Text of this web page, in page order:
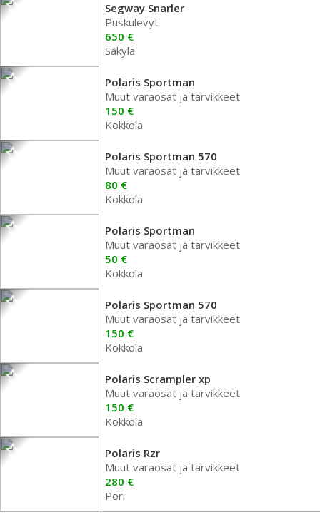
Segway Snarler
Puskulevyt
650 €
Säkylä
Polaris Sportman
Muut varaosat ja tarvikkeet
150 €
Kokkola
Polaris Sportman 570
Muut varaosat ja tarvikkeet
80 €
Kokkola
Polaris Sportman
Muut varaosat ja tarvikkeet
50 €
Kokkola
Polaris Sportman 570
Muut varaosat ja tarvikkeet
150 €
Kokkola
Polaris Scrampler xp
Muut varaosat ja tarvikkeet
150 €
Kokkola
Polaris Rzr
Muut varaosat ja tarvikkeet
280 €
Pori